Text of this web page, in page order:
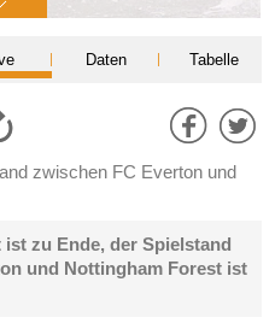
Daten Tabelle
zwischen FC Everton und
ist zu Ende, der Spielstand
und Nottingham Forest ist